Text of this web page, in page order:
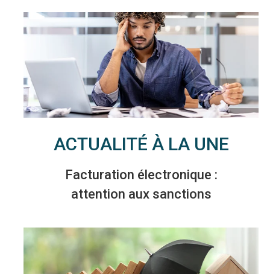
ACTUALITÉ À LA UNE
Facturation électronique :
attention aux sanctions